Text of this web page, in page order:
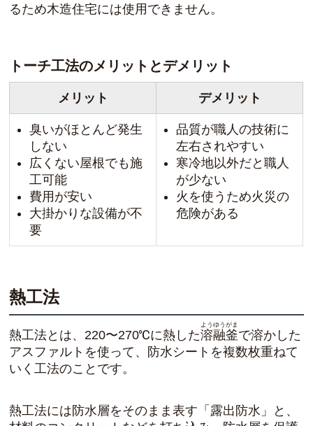
るため木造住宅には使用できません。
トーチ工法のメリットとデメリット
メリット デメリット
臭いがほとんど発生
しない
広くない屋根でも施
工可能
費用が安い
大掛かりな設備が不
要
品質が職人の技術に
左右されやすい
寒冷地以外だと職人
が少ない
火を使うため火災の
危険がある
熱工法
熱工法とは、220〜270℃に熱した溶融釜
ようゆうがま
で溶かした
アスファルトを使って、防水シートを複数枚重ねて
いく工法のことです。
熱工法には防水層をそのまま表す「露出防水」と、